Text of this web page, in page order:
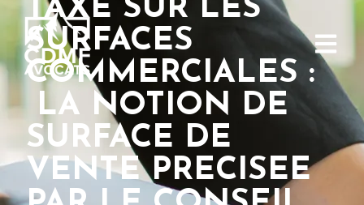
TAXE SUR LES
SURFACES
COMMERCIALES :
LA NOTION DE
SURFACE DE
VENTE PRECISEE